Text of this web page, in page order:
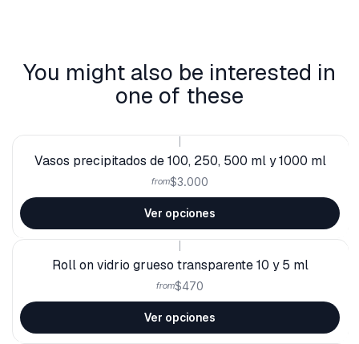
You might also be interested in
one of these
Vasos precipitados de 100, 250, 500 ml y 1000 ml
from$3.000
Ver opciones
Roll on vidrio grueso transparente 10 y 5 ml
from$470
Ver opciones